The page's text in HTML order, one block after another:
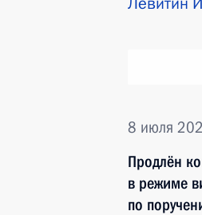
8 июля
Продлён
в режиме
по